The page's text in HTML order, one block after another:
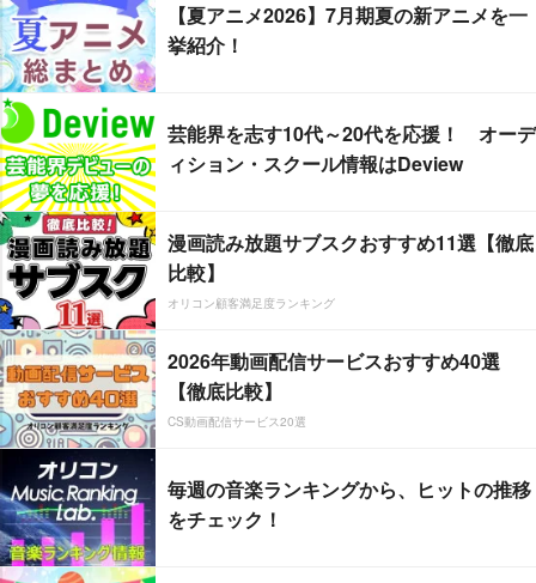
【夏アニメ2026】7月期夏の新アニメを一
挙紹介！
芸能界を志す10代～20代を応援！ オーデ
ィション・スクール情報はDeview
漫画読み放題サブスクおすすめ11選【徹底
比較】
オリコン顧客満足度ランキング
2026年動画配信サービスおすすめ40選
【徹底比較】
CS動画配信サービス20選
毎週の音楽ランキングから、ヒットの推移
をチェック！